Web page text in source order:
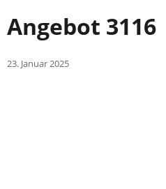
Angebot 3116
23. Januar 2025